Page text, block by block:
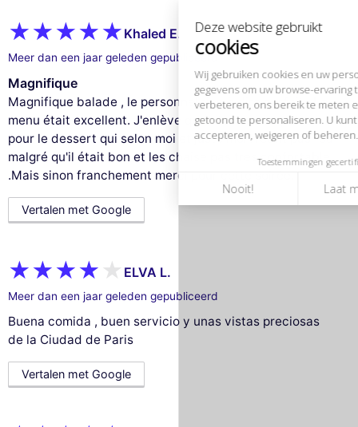
accepteren, weigeren of beheren.
Toestemmingen gecertificeerd door
Nooit! Laat me zien Dit is ok voor mik
Khaled E.
Meer dan een jaar geleden gepubliceerd
Magnifique
Magnifique balade , le personnel rien à dire parfait . Le
menu était excellent. J'enlève quand.meme un point
pour le dessert qui selon moi et juste moi n'était pas fou
malgré qu'il était bon et les chaise pas tres confortable
.Mais sinon franchement merci pour cette soirée.
Vertalen met Google
ELVA L.
Meer dan een jaar geleden gepubliceerd
Buena comida , buen servicio y unas vistas preciosas
de la Ciudad de Paris
Vertalen met Google